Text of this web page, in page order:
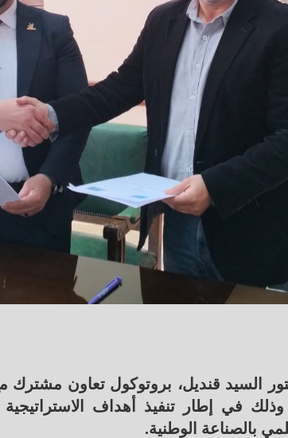
السيد قنديل، بروتوكول تعاون
وذلك في إطار تنفيذ أهداف
بالصناعة الوطنية.